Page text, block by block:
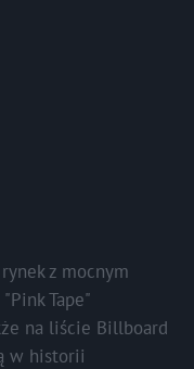
z mocnym
Tape"
na liście Billboard
w historii